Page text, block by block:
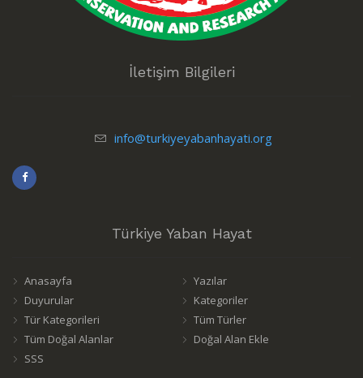
İletişim Bilgileri
info@turkiyeyabanhayati.org
Türkiye Yaban Hayat
Anasayfa
Yazılar
Duyurular
Kategoriler
Tür Kategorileri
Tüm Türler
Tüm Doğal Alanlar
Doğal Alan Ekle
SSS